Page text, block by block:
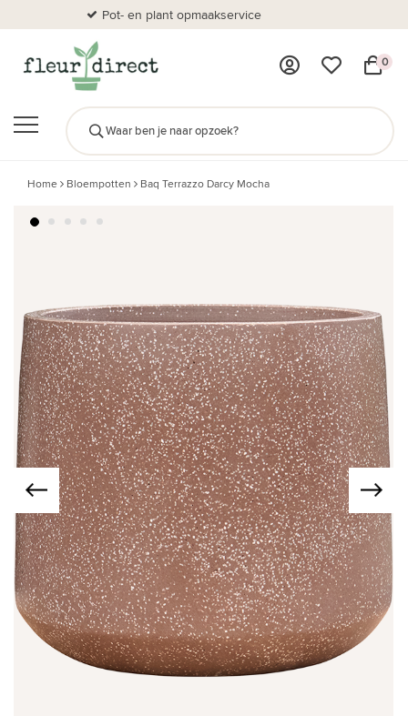
Pot- en plant opmaakservice
0
Home Bloempotten Baq Terrazzo Darcy Mocha